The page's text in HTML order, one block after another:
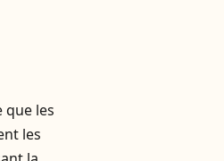
que les
les